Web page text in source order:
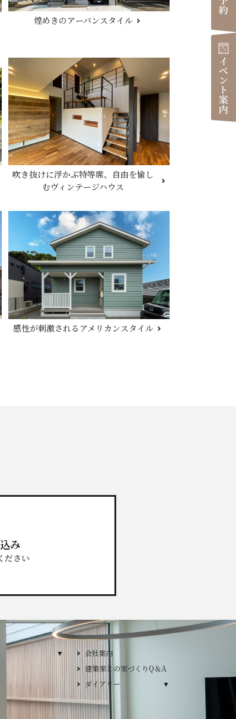
煌めきのアーバンスタイル
吹き抜けに浮かぶ特等席、自由を愉し
むヴィンテージハウス
感性が刺激されるアメリカンスタイル
み
ださい
プランのご紹介
サ
ワイズスタイル
会社案内
建築家との家づくりQ＆A
ダイアリー
ダイアリー
2026年
2025年